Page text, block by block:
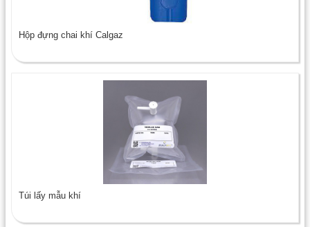
Hộp đựng chai khí Calgaz
Túi lấy mẫu khí